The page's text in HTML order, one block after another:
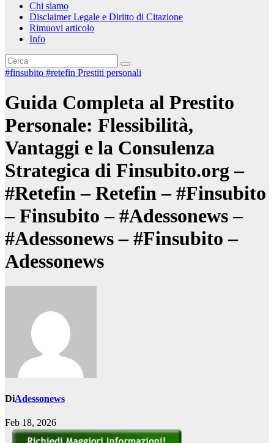
Chi siamo
Disclaimer Legale e Diritto di Citazione
Rimuovi articolo
Info
#finsubito #retefin Prestiti personali
Guida Completa al Prestito
Personale: Flessibilità,
Vantaggi e la Consulenza
Strategica di Finsubito.org –
#Retefin – Retefin – #Finsubito
– Finsubito – #Adessonews –
#Adessonews – #Finsubito –
Adessonews
DiAdessonews
Feb 18, 2026